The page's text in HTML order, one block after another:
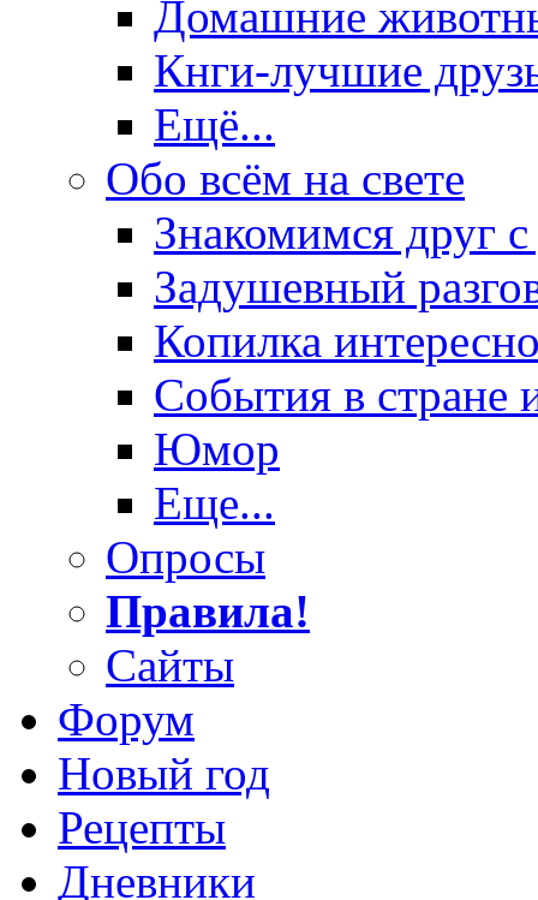
Домашние
Кнги-лучшие
Ещё...
Обо всём на свете
Знакомимся друг
Задушевный
Копилка
События в стране
Юмор
Еще...
Опросы
Правила!
Сайты
Форум
Новый год
Рецепты
Дневники